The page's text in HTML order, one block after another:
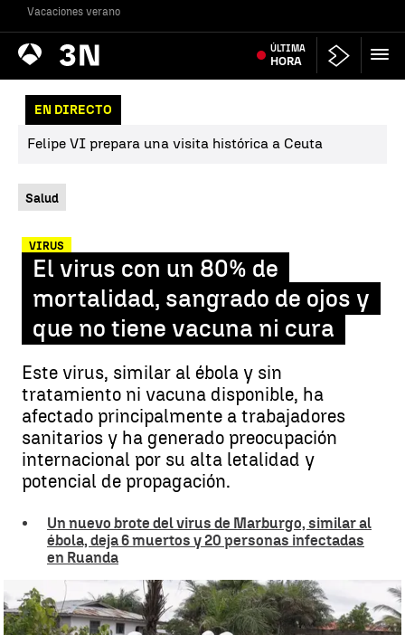
Vacaciones verano
Antena
3 Noticias ÚLTIMA
HORA
EN DIRECTO
Felipe VI prepara una visita histórica a Ceuta
Salud
VIRUS
El virus con un 80% de
mortalidad, sangrado de ojos y
que no tiene vacuna ni cura
Este virus, similar al ébola y sin
tratamiento ni vacuna disponible, ha
afectado principalmente a trabajadores
sanitarios y ha generado preocupación
internacional por su alta letalidad y
potencial de propagación.
Un nuevo brote del virus de Marburgo, similar al
ébola, deja 6 muertos y 20 personas infectadas
en Ruanda